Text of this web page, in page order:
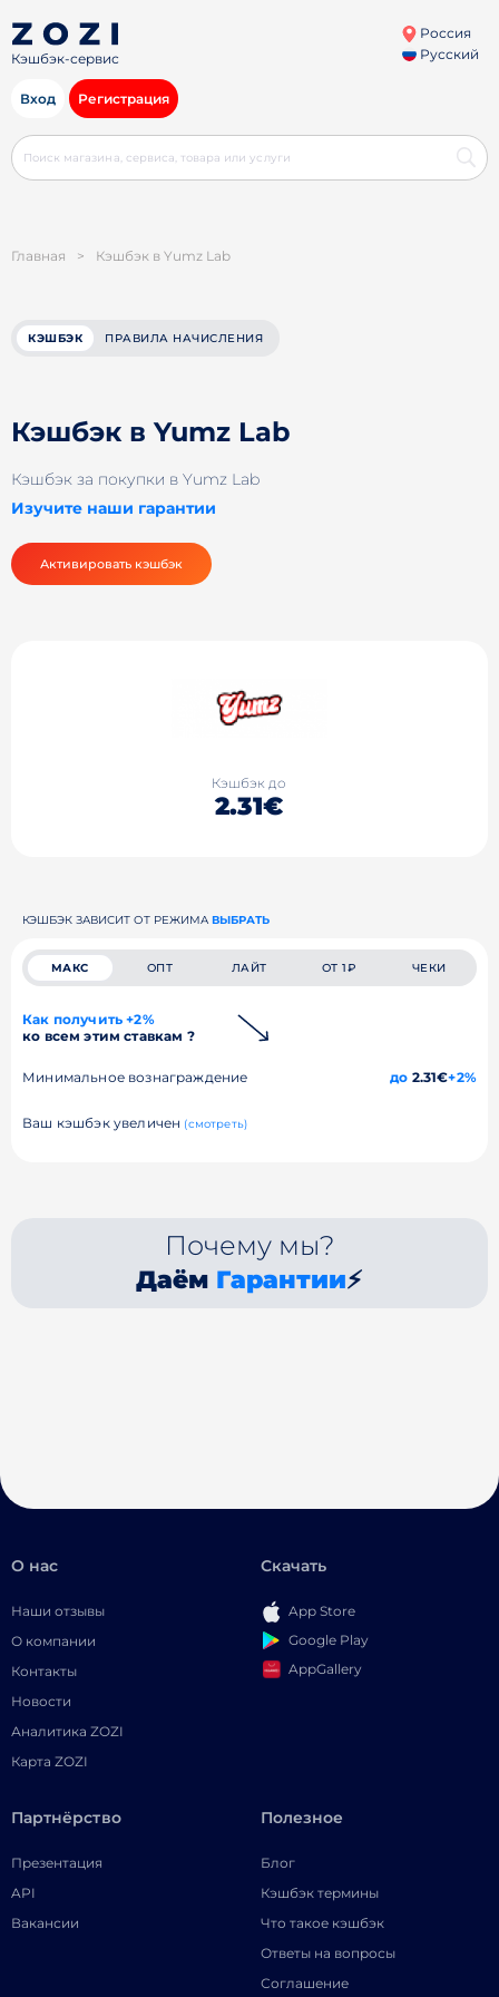
Кэшбэк-сервис
Россия
Русский
Вход Регистрация
Главная > Кэшбэк в Yumz Lab
КЭШБЭК ПРАВИЛА НАЧИСЛЕНИЯ
Кэшбэк в Yumz Lab
Кэшбэк за покупки в Yumz Lab
Изучите наши гарантии
Активировать кэшбэк
Кэшбэк до
2.31€
КЭШБЭК ЗАВИСИТ ОТ РЕЖИМА ВЫБРАТЬ
МАКС ОПТ ЛАЙТ ОТ 1₽ ЧЕКИ
Как получить +2%
ко всем этим ставкам ?
Минимальное вознаграждение до 2.31€+2%
Ваш кэшбэк увеличен (смотреть)
Почему мы?
Даём Гарантии⚡
О нас
Наши отзывы
О компании
Контакты
Новости
Аналитика ZOZI
Карта ZOZI
Скачать
App Store
Google Play
AppGallery
Партнёрство
Презентация
API
Вакансии
Полезное
Блог
Кэшбэк термины
Что такое кэшбэк
Ответы на вопросы
Соглашение